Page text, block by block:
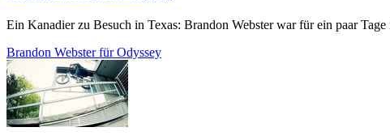
Ein Kanadier zu Besuch in Texas: Brandon Webster war für ein paar
Brandon Webster für Odyssey